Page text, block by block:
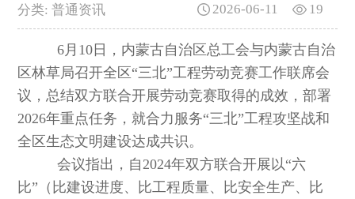
分类: 普通资讯 19
2026-06-11
6月10日，内蒙古自治区总工会与内蒙古自治
区林草局召开全区“三北”工程劳动竞赛工作联席会
议，总结双方联合开展劳动竞赛取得的成效，部署
2026年重点任务，就合力服务“三北”工程攻坚战和
全区生态文明建设达成共识。
会议指出，自2024年双方联合开展以“六
比”（比建设进度、比工程质量、比安全生产、比